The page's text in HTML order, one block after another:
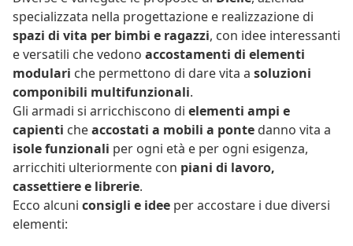
specializzata nella progettazione e realizzazione di
spazi di vita per bimbi e ragazzi, con idee interessanti
e versatili che vedono accostamenti di elementi
modulari che permettono di dare vita a soluzioni
componibili multifunzionali.
Gli armadi si arricchiscono di elementi ampi e
capienti cheaccostati a mobili a ponte danno vita a
isole funzionali per ogni età e per ogni esigenza,
arricchiti ulteriormente con piani di lavoro,
cassettiere e librerie.
Ecco alcuni consigli e idee per accostare i due diversi
elementi: